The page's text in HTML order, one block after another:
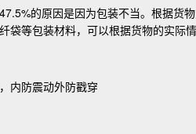
的原因是因为包装不当。根据
等包装材料，可以根据货物的实际情
内防震动外防戳穿